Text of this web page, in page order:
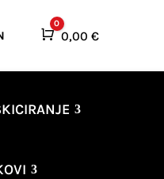
Košarica
0
0,00 €